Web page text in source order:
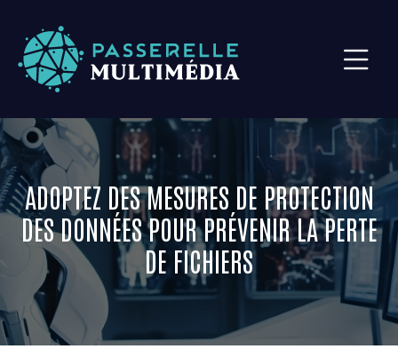
ADOPTEZ DES MESURES DE PROTECTION
DES DONNÉES POUR PRÉVENIR LA PERTE
DE FICHIERS